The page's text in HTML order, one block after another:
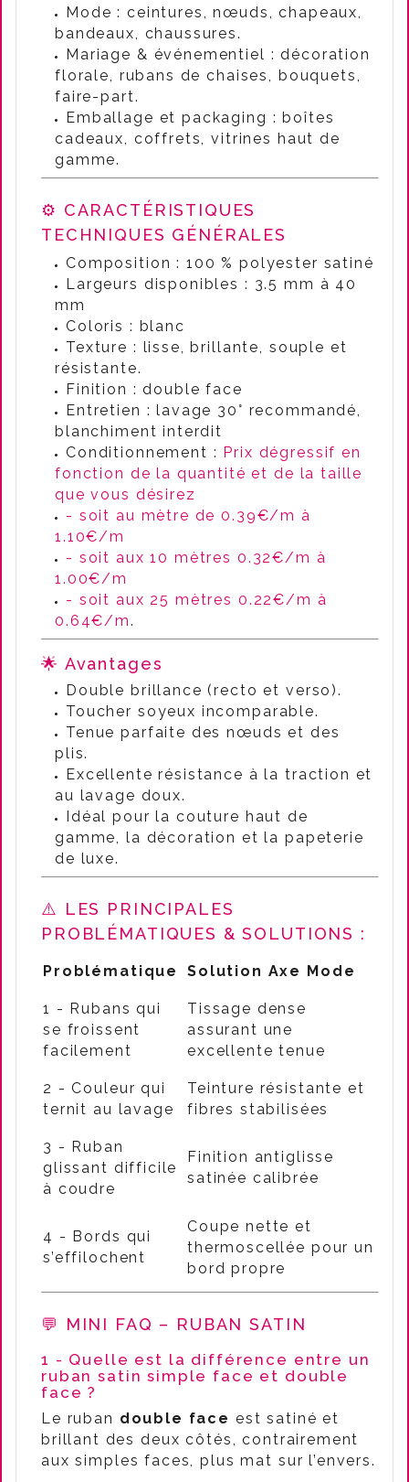
Mode : ceintures, nœuds, chapeaux,
bandeaux, chaussures.
Mariage & événementiel : décoration
florale, rubans de chaises, bouquets,
faire-part.
Emballage et packaging : boîtes
cadeaux, coffrets, vitrines haut de
gamme.
⚙️ CARACTÉRISTIQUES
TECHNIQUES GÉNÉRALES
Composition : 100 % polyester satiné
Largeurs disponibles : 3.5 mm à 40
mm
Coloris : blanc
Texture : lisse, brillante, souple et
résistante.
Finition : double face
Entretien : lavage 30° recommandé,
blanchiment interdit
Conditionnement : Prix dégressif en
fonction de la quantité et de la taille
que vous désirez
- soit au mètre de 0.39€/m à
1.10€/m
- soit aux 10 mètres 0.32€/m à
1.00€/m
- soit aux 25 mètres 0.22€/m à
0.64€/m.
🌟 Avantages
Double brillance (recto et verso).
Toucher soyeux incomparable.
Tenue parfaite des nœuds et des
plis.
Excellente résistance à la traction et
au lavage doux.
Idéal pour la couture haut de
gamme, la décoration et la papeterie
de luxe.
⚠️ LES PRINCIPALES
PROBLÉMATIQUES & SOLUTIONS :
Problématique Solution Axe Mode
1 - Rubans qui
se froissent
facilement
Tissage dense
assurant une
excellente tenue
2 - Couleur qui
ternit au lavage
Teinture résistante et
fibres stabilisées
3 - Ruban
glissant difficile
à coudre
Finition antiglisse
satinée calibrée
4 - Bords qui
s’effilochent
Coupe nette et
thermoscellée pour un
bord propre
💬 MINI FAQ – RUBAN SATIN
1 - Quelle est la différence entre un
ruban satin simple face et double
face ?
Le ruban double face est satiné et
brillant des deux côtés, contrairement
aux simples faces, plus mat sur l’envers.